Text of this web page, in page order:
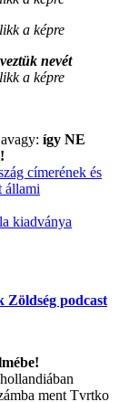
a képre
nevét
a képre
így NE
címerének és
állami
kiadványa
Zöldség podcast
ment Tvrtko